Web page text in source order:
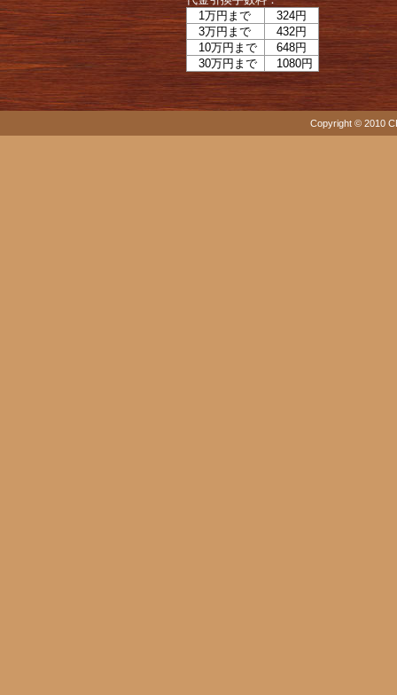
1万円まで
324円
3万円まで
432円
10万円まで
648円
30万円まで
1080円
Copyright © 2010